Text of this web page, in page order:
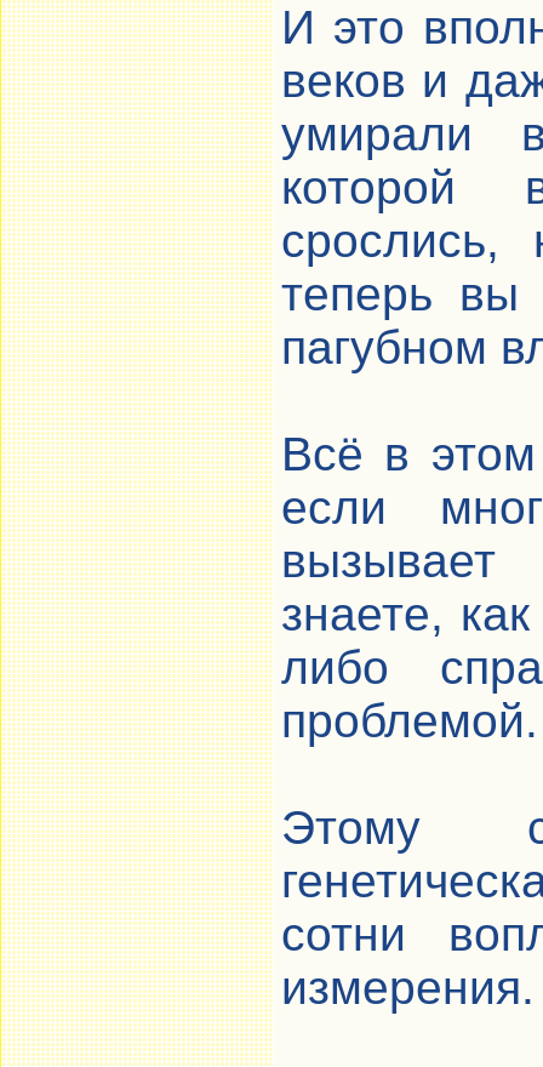
И это
веков и
умирали
которой
теперь
пагубном
Всё в
если
знаете,
либо
проблемой.
Этому
сотни
измерения.